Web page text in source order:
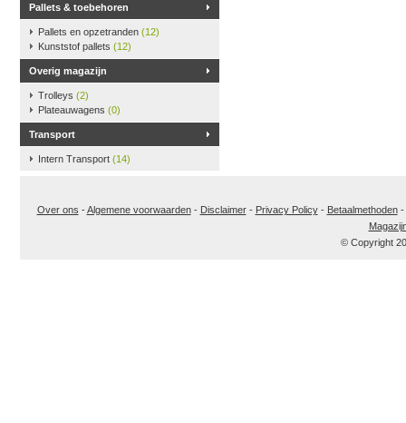
Pallets & toebehoren
Pallets en opzetranden (12)
Kunststof pallets (12)
Overig magazijn
Trolleys (2)
Plateauwagens (0)
Transport
Intern Transport (14)
Over ons -Algemene voorwaarden- Disclaimer- Privacy Policy- Betaalmethoden-
© Copyright